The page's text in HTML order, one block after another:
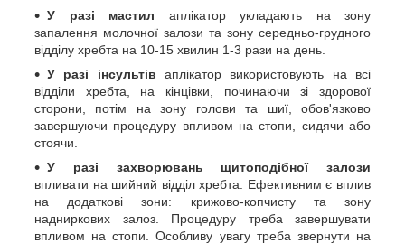
У разі мастил аплікатор укладають на зону
запалення молочної залози та зону середньо-грудного
відділу хребта на 10-15 хвилин 1-3 рази на день.
У разі інсультів аплікатор використовують на всі
відділи хребта, на кінцівки, починаючи зі здорової
сторони, потім на зону голови та шиї, обов'язково
завершуючи процедуру впливом на стопи, сидячи або
стоячи.
У разі захворювань щитоподібної залози
впливати на шийний відділ хребта. Ефективним є вплив
на додаткові зони: крижово-копчисту та зону
надниркових залоз. Процедуру треба завершувати
впливом на стопи. Особливу увагу треба звернути на